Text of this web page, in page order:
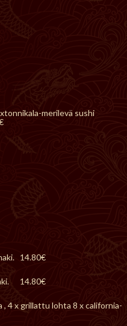
merilevä sushi
14.80€
14.80€
4 x grillattu lohta 8 x california-